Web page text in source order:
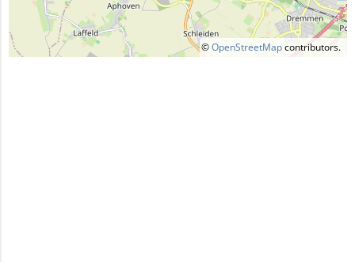
©OpenStreetMapcontributors.